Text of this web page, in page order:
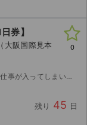
券】
阪国際見本
せていただきます。 よろしくお願いします。
残り 45 日
0